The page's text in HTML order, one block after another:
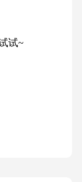
试~